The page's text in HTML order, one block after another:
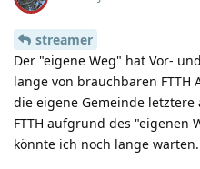
streamer
Der "eigene Weg" hat Vor-
lange von brauchbaren
die eigene Gemeinde
FTTH aufgrund des "eigenen
könnte ich noch lange warten.